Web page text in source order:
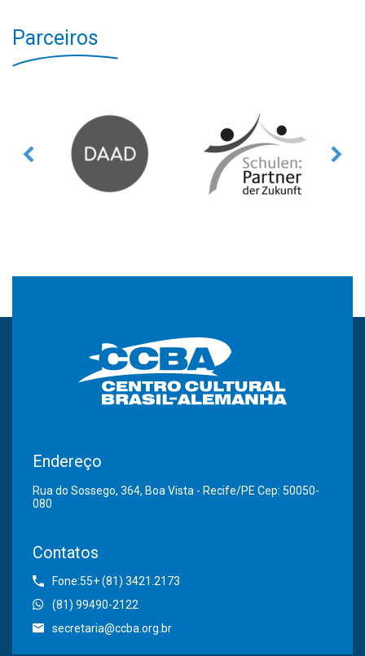
Parceiros
Endereço
Rua do Sossego, 364, Boa Vista - Recife/PE Cep: 50050-
080
Contatos
Fone:55+ (81) 3421.2173
(81) 99490-2122
secretaria@ccba.org.br